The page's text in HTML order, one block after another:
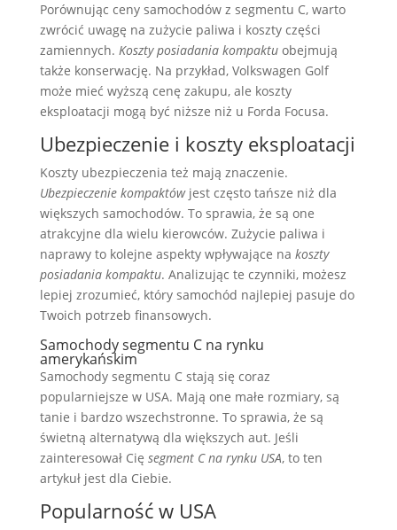
Porównując ceny samochodów z segmentu C, warto
zwrócić uwagę na zużycie paliwa i koszty części
zamiennych. Koszty posiadania kompaktuobejmują
także konserwację. Na przykład, Volkswagen Golf
może mieć wyższą cenę zakupu, ale koszty
eksploatacji mogą być niższe niż u Forda Focusa.
Ubezpieczenie i koszty eksploatacji
Koszty ubezpieczenia też mają znaczenie.
Ubezpieczenie kompaktówjest często tańsze niż dla
większych samochodów. To sprawia, że są one
atrakcyjne dla wielu kierowców. Zużycie paliwa i
naprawy to kolejne aspekty wpływające na koszty
posiadania kompaktu. Analizując te czynniki, możesz
lepiej zrozumieć, który samochód najlepiej pasuje do
Twoich potrzeb finansowych.
Samochody segmentu C na rynku
amerykańskim
Samochody segmentu C stają się coraz
popularniejsze w USA. Mają one małe rozmiary, są
tanie i bardzo wszechstronne. To sprawia, że są
świetną alternatywą dla większych aut. Jeśli
zainteresował Cię segment C na rynku USA, to ten
artykuł jest dla Ciebie.
Popularność w USA